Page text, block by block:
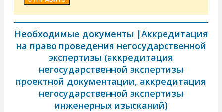
Необходимые документы |Аккредитация
на право проведения негосударственной
экспертизы (аккредитация
негосударственной экспертизы
проектной документации, аккредитация
негосударственной экспертизы
инженерных изысканий)